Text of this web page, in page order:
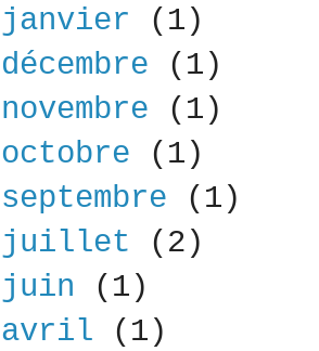
janvier (1)
décembre (1)
novembre (1)
octobre (1)
septembre (1)
juillet (2)
juin (1)
avril (1)